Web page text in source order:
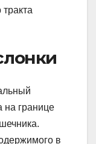
на границе
в